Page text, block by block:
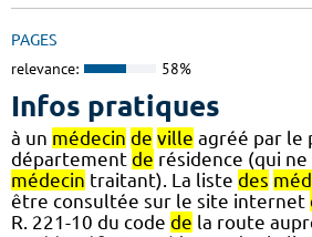
PAGES
relevance: 58%
Infos pratiques
à un médecin de ville agréé par le
département de résidence (qui
médecin traitant). La liste des
être consultée sur le site internet
R. 221-10 du code de la route